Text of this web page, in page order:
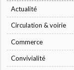
Actualité
Circulation & voirie
Commerce
Convivialité